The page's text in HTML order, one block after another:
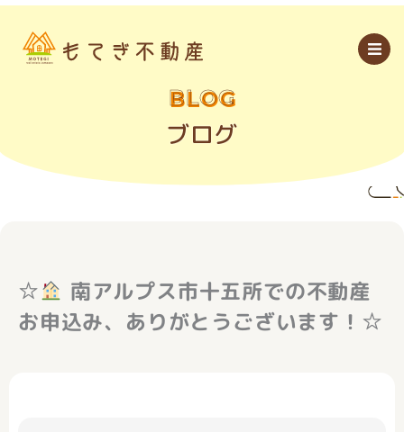
内
BLOG
ブログ
☆
南アルプス市十五所での不動産
お申込み、ありがとうございます！☆